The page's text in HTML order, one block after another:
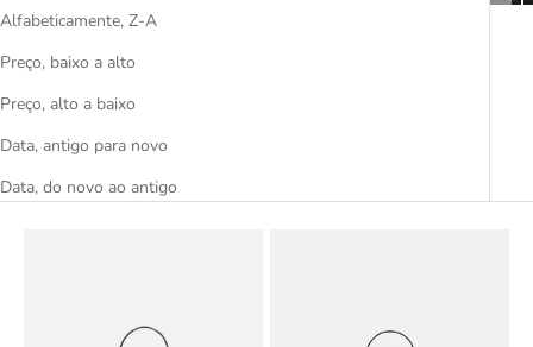
Alfabeticamente, Z-A
Preço, baixo a alto
Preço, alto a baixo
Data, antigo para novo
Data, do novo ao antigo